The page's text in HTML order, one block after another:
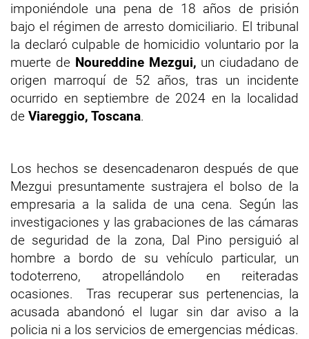
imponiéndole una pena de 18 años de prisión
bajo el régimen de arresto domiciliario. El tribunal
la declaró culpable de homicidio voluntario por la
muerte de Noureddine Mezgui, un ciudadano de
origen marroquí de 52 años, tras un incidente
ocurrido en septiembre de 2024 en la localidad
de Viareggio, Toscana.
Los hechos se desencadenaron después de que
Mezgui presuntamente sustrajera el bolso de la
empresaria a la salida de una cena. Según las
investigaciones y las grabaciones de las cámaras
de seguridad de la zona, Dal Pino persiguió al
hombre a bordo de su vehículo particular, un
todoterreno, atropellándolo en reiteradas
ocasiones. Tras recuperar sus pertenencias, la
acusada abandonó el lugar sin dar aviso a la
policia ni a los servicios de emergencias médicas.